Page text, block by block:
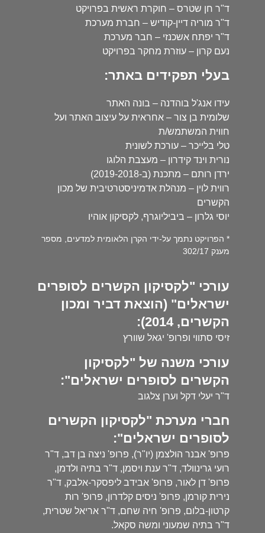
ד"ר חן שטרס – חוקרת ראשית בפרויקט
ד"ר מוריה דיין-קודיש – חברת מערכת
ד"ר יפתח אשכנזי – חבר מערכת
נעם קרון – עוזרת מחקר בפרויקט
בעלי תפקידים באתר:
עידו אנג'ל בוהדנה – בונה האתר
שלומית בן צור – אחראית על עיצוב האתר ועל
חווית המשתמש/ת
טלי בלייכר – עורכת לשונית
נורית וינד קידרון – מעצבת הלוגו
ירדן רותם – מתכנת (ב-2019-2018)
רווית לוין – מנהלת אדמיניסטרטיבית של מכון
הקשרים
יוסי גלרון – ביביליוגרף, לקסיקון אוהיו
* הפרויקט נתמך על-ידי הקרן הלאומית למדעים, מספר
מענק 302/17
עורכי "לקסיקון הקשרים לסופרים
ישראלים" (הוצאת דביר ומכון
הקשרים, 2014):
זיסי סתווי ופרופ' יגאל שוורץ
עורכי משנה של "לקסיקון
הקשרים לסופרים ישראלים":
ד"ר יעלי דקל וערן צלגוב
חברי מערכת "לקסיקון הקשרים
לסופרים ישראלים":
פרופ' אבנר הולצמן (יו"ר), פרופ' ניצה בן דב, ד"ר
רועי גרינוולד, ד"ר ענת ויסמן, ד"ר בתיה ולדמן,
פרופ' דן לאור, פרופ' אבידב ליפסקר-אלבק, ד"ר
נירית קורמן, פרופ' ניסים קלדרון, פרופ' רות
קרטון-בלום, פרופ' חיה שחם, ד"ר אריאל שטרית,
ד"ר בתיה שמעוני ומשה סקאל.